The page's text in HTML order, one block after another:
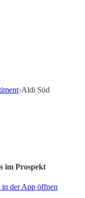
Aldi Süd
im Prospekt
in der App öffnen